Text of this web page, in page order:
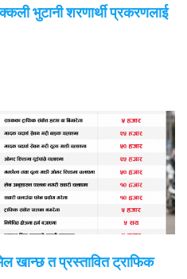
भुटानी शरणार्थी प्रकरणलाई
खान्छ त प्रस्तावित ट्राफिक